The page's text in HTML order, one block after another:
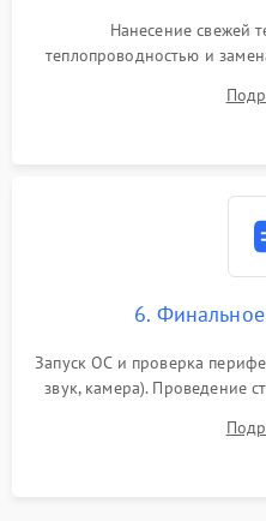
Нанесение свежей
теплопроводностью и
шлейфов, модулей памяти и
6.
Запуск ОС и проверка
звук, камера). Проведение
для контроля
системы под